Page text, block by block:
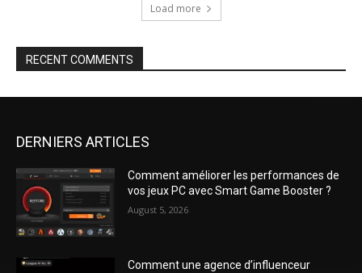
Load more
RECENT COMMENTS
DERNIERS ARTICLES
Comment améliorer les performances de
vos jeux PC avec Smart Game Booster ?
August 5, 2026
Comment une agence d’influenceur